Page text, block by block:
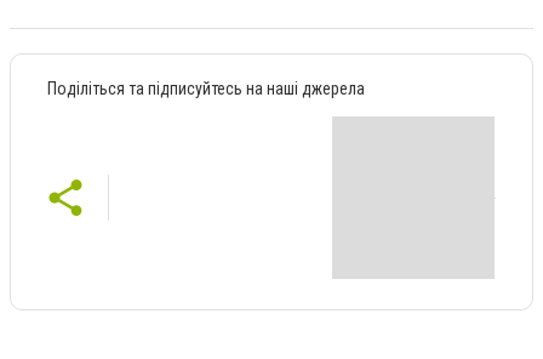
Поділіться та підписуйтесь на наші джерела